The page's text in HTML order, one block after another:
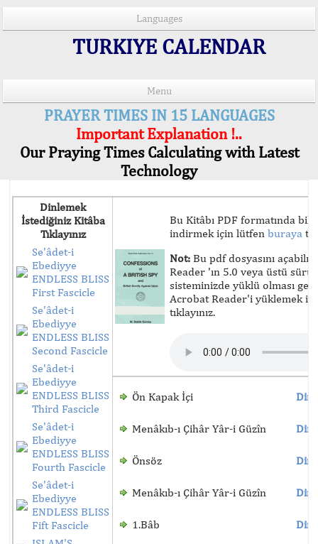
Languages
TURKIYE CALENDAR
Menu
PRAYER TIMES IN 15 LANGUAGES
Important Explanation !..
Our Praying Times Calculating with Latest
Technology
Dinlemek
İstediğiniz Kitâba
Tıklayınız
Se'âdet-i
Ebediyye
ENDLESS BLISS
First Fascicle
Se'âdet-i
Ebediyye
ENDLESS BLISS
Second Fascicle
Se'âdet-i
Ebediyye
ENDLESS BLISS
Third Fascicle
Se'âdet-i
Ebediyye
ENDLESS BLISS
Fourth Fascicle
Se'âdet-i
Ebediyye
ENDLESS BLISS
Fift Fascicle
Bu Kitâbı PDF formatında
indirmek için lütfen buraya
Not: Bu pdf dosyasını
Reader 'ın 5.0 veya üstü
sisteminizde yüklü olması
Acrobat Reader'i yüklemek
tıklayınız.
Ön Kapak İçi
Menâkıb-ı Çihâr Yâr-i Güzîn
Önsöz
Menâkıb-ı Çihâr Yâr-i Güzîn
1.Bâb